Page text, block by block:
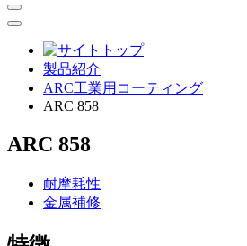
製品紹介
ARC⼯業⽤コーティング
ARC 858
ARC 858
耐摩耗性
金属補修